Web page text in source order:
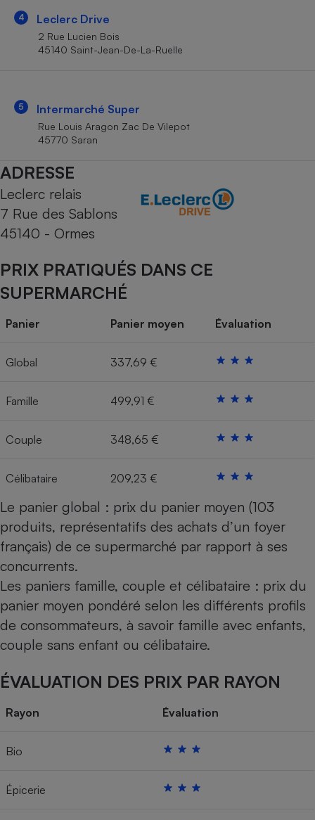
4 Leclerc Drive
2 Rue Lucien Bois
45140 Saint-Jean-De-La-Ruelle
5 Intermarché Super
Rue Louis Aragon Zac De Vilepot
45770 Saran
ADRESSE
Leclerc relais
7 Rue des Sablons
45140 - Ormes
PRIX PRATIQUÉS DANS CE
SUPERMARCHÉ
Panier Panier moyen Évaluation
Global 337,69 €
Famille 499,91 €
Couple 348,65 €
Célibataire 209,23 €
Le panier global : prix du panier moyen (103
produits, représentatifs des achats d’un foyer
français) de ce supermarché par rapport à ses
concurrents.
Les paniers famille, couple et célibataire : prix du
panier moyen pondéré selon les différents profils
de consommateurs, à savoir famille avec enfants,
couple sans enfant ou célibataire.
ÉVALUATION DES PRIX PAR RAYON
Rayon Évaluation
Bio
Épicerie
Cafetière à expressos
Robot ménager